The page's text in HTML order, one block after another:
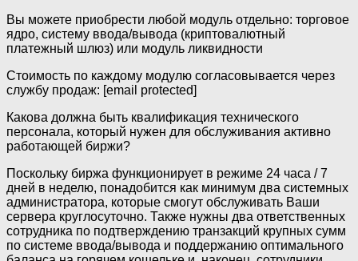
Вы можете приобрести любой модуль отдельно: торговое
ядро, систему ввода/вывода (криптовалютный
платежный шлюз) или модуль ликвидности
Стоимость по каждому модулю согласовывается через
службу продаж: [email protected]
Какова должна быть квалификация технического
персонала, который нужен для обслуживания активно
работающей биржи?
Поскольку биржа функционирует в режиме 24 часа / 7
дней в неделю, понадобится как минимум два системных
администратора, которые смогут обслуживать Ваши
сервера круглосуточно. Также нужны два ответственных
сотрудника по подтверждению транзакций крупных сумм
по системе ввода/вывода и поддержанию оптимального